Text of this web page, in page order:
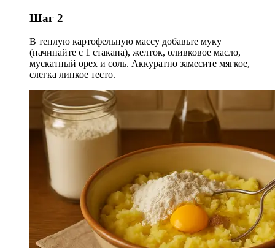
Шаг 2
В теплую картофельную массу добавьте муку
(начинайте с 1 стакана), желток, оливковое масло,
мускатный орех и соль. Аккуратно замесите мягкое,
слегка липкое тесто.